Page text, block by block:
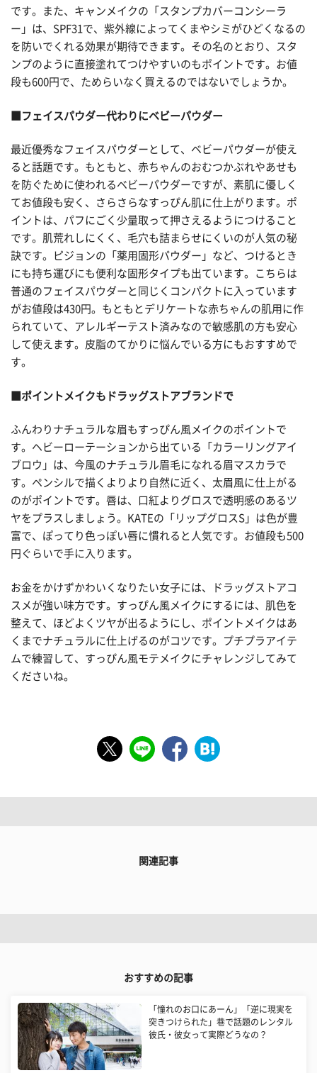
です。また、キャンメイクの「スタンプカバーコンシーラ
ー」は、SPF31で、紫外線によってくまやシミがひどくなるの
を防いでくれる効果が期待できます。その名のとおり、スタ
ンプのように直接塗れてつけやすいのもポイントです。お値
段も600円で、ためらいなく買えるのではないでしょうか。
■フェイスパウダー代わりにベビーパウダー
最近優秀なフェイスパウダーとして、ベビーパウダーが使え
ると話題です。もともと、赤ちゃんのおむつかぶれやあせも
を防ぐために使われるベビーパウダーですが、素肌に優しく
てお値段も安く、さらさらなすっぴん肌に仕上がります。ポ
イントは、パフにごく少量取って押さえるようにつけること
です。肌荒れしにくく、毛穴も詰まらせにくいのが人気の秘
訣です。ピジョンの「薬用固形パウダー」など、つけるとき
にも持ち運びにも便利な固形タイプも出ています。こちらは
普通のフェイスパウダーと同じくコンパクトに入っています
がお値段は430円。もともとデリケートな赤ちゃんの肌用に作
られていて、アレルギーテスト済みなので敏感肌の方も安心
して使えます。皮脂のてかりに悩んでいる方にもおすすめで
す。
■ポイントメイクもドラッグストアブランドで
ふんわりナチュラルな眉もすっぴん風メイクのポイントで
す。ヘビーローテーションから出ている「カラーリングアイ
ブロウ」は、今風のナチュラル眉毛になれる眉マスカラで
す。ペンシルで描くよりより自然に近く、太眉風に仕上がる
のがポイントです。唇は、口紅よりグロスで透明感のあるツ
ヤをプラスしましょう。KATEの「リップグロスS」は色が豊
富で、ぽってり色っぽい唇に慣れると人気です。お値段も500
円ぐらいで手に入ります。
お金をかけずかわいくなりたい女子には、ドラッグストアコ
スメが強い味方です。すっぴん風メイクにするには、肌色を
整えて、ほどよくツヤが出るようにし、ポイントメイクはあ
くまでナチュラルに仕上げるのがコツです。プチプラアイテ
ムで練習して、すっぴん風モテメイクにチャレンジしてみて
くださいね。
関連記事
おすすめの記事
「憧れのお口にあーん」「逆に現実を
突きつけられた」巷で話題のレンタル
彼氏・彼女って実際どうなの？